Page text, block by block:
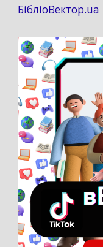
БібліоВектор.ua